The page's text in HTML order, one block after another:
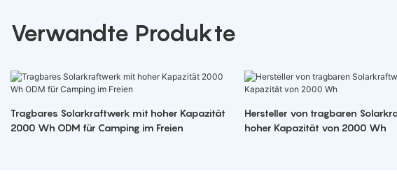
Verwandte Produkte
Tragbares Solarkraftwerk mit hoher Kapazität
2000 Wh ODM für Camping im Freien
Hersteller von tragbaren
hoher Kapazität von 2000 Wh